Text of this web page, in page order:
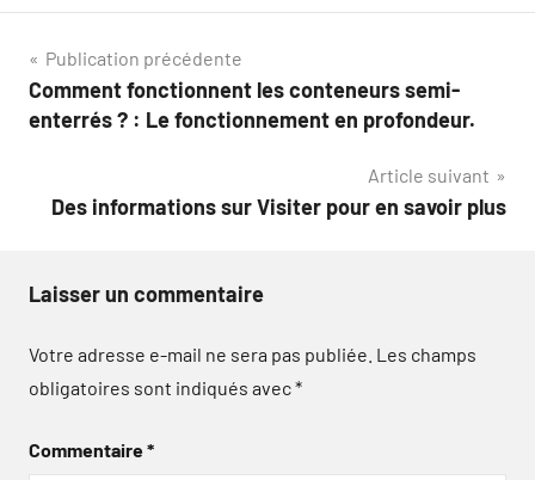
Navigation
de
Publication précédente
Comment fonctionnent les conteneurs semi-
enterrés ? : Le fonctionnement en profondeur.
Article suivant
Des informations sur Visiter pour en savoir plus
Laisser un commentaire
Votre adresse e-mail ne sera pas publiée. Les champs
obligatoires sont indiqués avec*
Commentaire*